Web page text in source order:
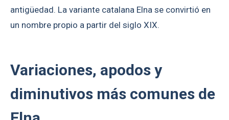
antigüedad. La variante catalana Elna se convirtió en
un nombre propio a partir del siglo XIX.
Variaciones, apodos y
diminutivos más comunes de